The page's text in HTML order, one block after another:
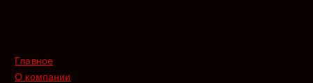
Главное
О компании